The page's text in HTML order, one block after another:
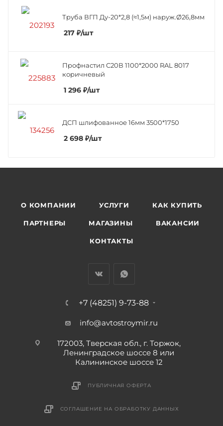
Труба ВГП Ду-20*2,8 (≈1,5м) наруж.Ø26,8мм
217 ₽/шт
Профнастил C20В 1100*2000 RAL 8017
коричневый
1 296 ₽/шт
ДСП шлифованное 16мм 3500*1750
2 698 ₽/шт
О КОМПАНИИ УСЛУГИ КАК КУПИТЬ
ПАРТНЕРЫ МАГАЗИНЫ ВАКАНСИИ
КОНТАКТЫ
+7 (48251) 9-73-88
info@avtostroymir.ru
172003, Тверская обл., г. Торжок,
Ленинградское шоссе 8 или
Калининское шоссе 12
ПУБЛИЧНАЯ ОФЕРТА
СОГЛАШЕНИЕ НА ОБРАБОТКУ ДАННЫХ